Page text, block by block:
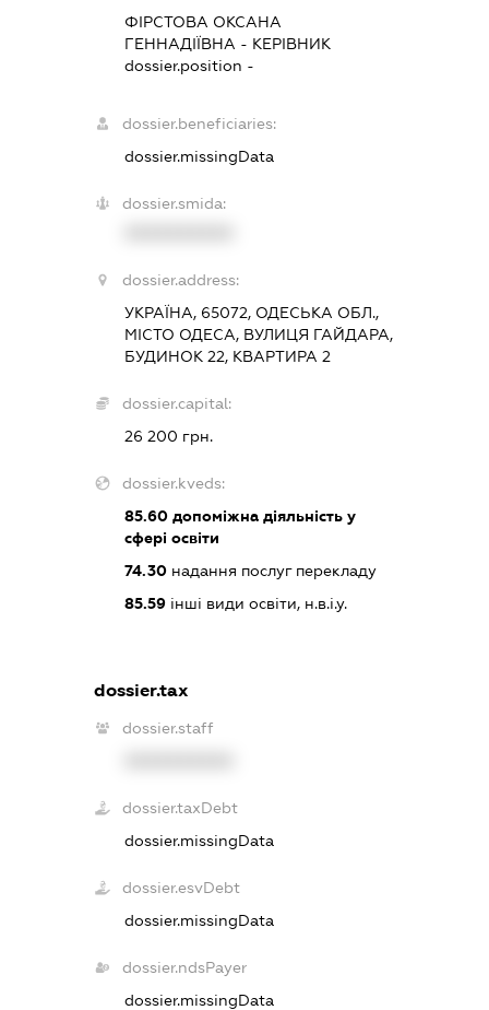
ФІРСТОВА ОКСАНА
ГЕННАДІЇВНА - КЕРІВНИК
dossier.position -
dossier.beneficiaries:
dossier.missingData
dossier.smida:
dossier.address:
УКРАЇНА, 65072, ОДЕСЬКА ОБЛ.,
МІСТО ОДЕСА, ВУЛИЦЯ ГАЙДАРА,
БУДИНОК 22, КВАРТИРА 2
dossier.capital:
26 200 грн.
dossier.kveds:
85.60допоміжна діяльність у
сфері освіти
74.30надання послуг перекладу
85.59інші види освіти, н.в.і.у.
dossier.tax
dossier.staff
dossier.taxDebt
dossier.missingData
dossier.esvDebt
dossier.missingData
dossier.ndsPayer
dossier.missingData